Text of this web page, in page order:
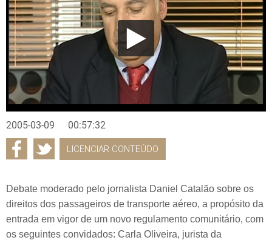
2005-03-09 00:57:32
LICENCIAR CONTEÚDO
Debate moderado pelo jornalista Daniel Catalão sobre os
direitos dos passageiros de transporte aéreo, a propósito da
entrada em vigor de um novo regulamento comunitário, com
os seguintes convidados: Carla Oliveira, jurista da